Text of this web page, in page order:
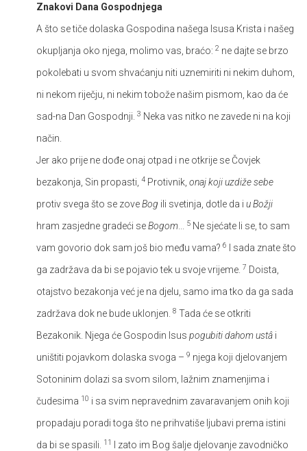
Znakovi Dana Gospodnjega
A što se tiče dolaska Gospodina našega Isusa Krista i našeg
okupljanja oko njega, molimo vas, braćo: 2 ne dajte se brzo
pokolebati u svom shvaćanju niti uznemiriti ni nekim duhom,
ni nekom riječju, ni nekim tobože našim pismom, kao da će
sad-na Dan Gospodnji. 3 Neka vas nitko ne zavede ni na koji
način.
Jer ako prije ne dođe onaj otpad i ne otkrije se Čovjek
bezakonja, Sin propasti, 4 Protivnik, onaj koji uzdiže sebe
protiv svega što se zoveBog ili svetinja, dotle da i u Božji
hram zasjedne gradeći seBogom 5 Ne sjećate li se, to sam
vam govorio dok sam još bio među vama? 6
I sada znate što
ga zadržava da bi se pojavio tek u svoje vrijeme. 7 Doista,
otajstvo bezakonja već je na djelu, samo ima tko da ga sada
zadržava dok ne bude uklonjen. 8 Tada će se otkriti
Bezakonik. Njega će Gospodin Isus pogubiti dahom ustâ i
uništiti pojavkom dolaska svoga – 9 njega koji djelovanjem
Sotoninim dolazi sa svom silom, lažnim znamenjima i
čudesima 10 i sa svim nepravednim zavaravanjem onih koji
propadaju poradi toga što ne prihvatiše ljubavi prema istini
da bi se spasili.
11
I zato im Bog šalje djelovanje zavodničko